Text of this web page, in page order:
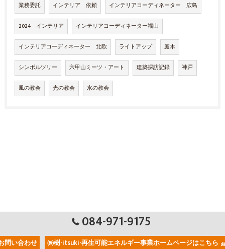
業務委託 インテリア 依頼 インテリアコーディネーター 広島
2024 インテリア インテリアコーディネーター福山
インテリアコーディネーター 北欧 ライトアップ 庭木
シンボルツリー 六甲山ミーツ・アート 建築探訪記録 神戸
風の教会 光の教会 水の教会
084-971-9175
問い合わせ ㈱樹-itsuki-再生可能エネルギー事業ホームページはこちら